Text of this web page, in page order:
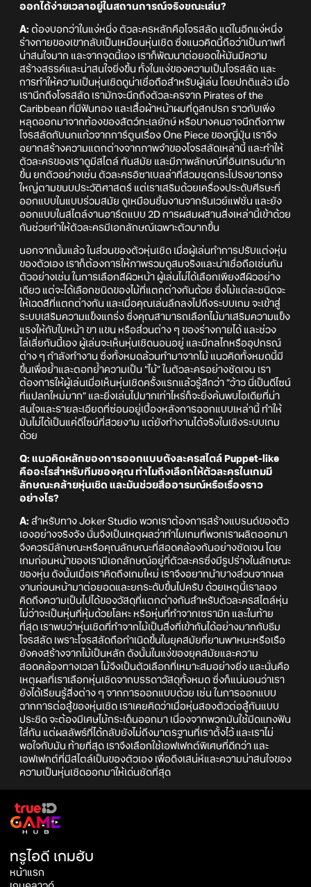
ออกได้ง่ายเวลาอยู่ในสถานการณ์จริงขณะเล่น?
A: ต้องบอกว่าในแง่หนึ่ง ตัวละครหลักคือโจรสลัด แต่ในอีกแง่หนึ่ง
ร่างกายของเขากลับเป็นเหมือนหุ่นเชิด ซึ่งแนวคิดนี้ถือว่าเป็นภาพที่
น่าสนใจมาก และจากจุดนี้เอง เราก็พัฒนาต่อยอดให้มันมีความ
สร้างสรรค์และน่าสนใจยิ่งขึ้น ทั้งในแง่ของความเป็นโจรสลัด และ
การทำให้ความเป็นหุ่นเชิดดูน่าเชื่อถือสำหรับผู้เล่น โดยปกติแล้ว เมื่อ
เรานึกถึงโจรสลัด เรามักจะนึกถึงตัวละครจาก Pirates of the
Caribbean ที่มีฟันทอง และเสื้อผ้าหน้าผมที่ดูสกปรก ราวกับเพิ่ง
หลุดออกมาจากท้องของสัตว์ทะเลยักษ์ หรือบางคนอาจนึกถึงภาพ
โจรสลัดกับนกแก้วจากการ์ตูนเรื่อง One Piece ของญี่ปุ่น เราจึง
อยากสร้างความแตกต่างจากภาพจำของโจรสลัดเหล่านี้ และทำให้
ตัวละครของเราดูมีสไตล์ ทันสมัย และมีภาพลักษณ์ที่อินเทรนด์มาก
ขึ้น ยกตัวอย่างเช่น ตัวละครอิซาเบลล่าที่สวมชุดกระโปรงยาวทรง
ใหญ่ตามขนบประวัติศาสตร์ แต่เราเสริมด้วยเครื่องประดับศีรษะที่
ออกแบบในแบบร่วมสมัย ดูเหมือนชิ้นงานจากรันเวย์แฟชั่น และยัง
ออกแบบในสไตล์งานอาร์ตแบบ 2D การผสมผสานสิ่งเหล่านี้เข้าด้วย
กันช่วยทำให้ตัวละครมีเอกลักษณ์เฉพาะตัวมากขึ้น
นอกจากนั้นแล้ว ในส่วนของตัวหุ่นเชิด เมื่อผู้เล่นทำการปรับแต่งหุ่น
ของตัวเอง เราก็ต้องการให้ภาพรวมดูสมจริงและน่าเชื่อถือเช่นกัน
ตัวอย่างเช่น ในการเลือกสีผิวหน้า ผู้เล่นไม่ได้เลือกเพียงสีผิวอย่าง
เดียว แต่จะได้เลือกชนิดของไม้ที่แตกต่างกันด้วย ซึ่งไม้แต่ละชนิดจะ
ให้เฉดสีที่แตกต่างกัน และเมื่อคุณเล่นลึกลงไปถึงระบบเกม จะเข้าสู่
ระบบเสริมความแข็งแกร่ง ซึ่งคุณสามารถเลือกไม้มาเสริมความแข็ง
แรงให้กับใบหน้า ขา แขน หรือส่วนต่าง ๆ ของร่างกายได้ และช่วง
ไล่เลี่ยกันนี้เอง ผู้เล่นจะเห็นหุ่นเชิดนอนอยู่ และมีกลไกหรืออุปกรณ์
ต่าง ๆ กำลังทำงาน ซึ่งทั้งหมดล้วนทำมาจากไม้ แนวคิดทั้งหมดนี้มี
ขึ้นเพื่อย้ำและตอกย้ำความเป็น “ไม้” ในตัวละครอย่างชัดเจน เรา
ต้องการให้ผู้เล่นเมื่อเห็นหุ่นเชิดครั้งแรกแล้วรู้สึกว่า “ว้าว นี่เป็นดีไซน์
ที่แปลกใหม่มาก” และยิ่งเล่นไปมากเท่าไหร่ก็จะยิ่งค้นพบไอเดียที่น่า
สนใจและรายละเอียดที่ซ่อนอยู่เบื้องหลังการออกแบบเหล่านี้ ทำให้
มันไม่ได้เป็นแค่ดีไซน์ที่สวยงาม แต่ยังทำงานได้จริงในเชิงระบบเกม
ด้วย
Q: แนวคิดหลักของการออกแบบตังละครสไตล์ Puppet-like
คืออะไรสำหรับทีมของคุณ ทำไมถึงเลือกให้ตัวละครในเกมมี
ลักษณะคล้ายหุ่นเชิด และมันช่วยสื่ออารมณ์หรือเรื่องราว
อย่างไร?
A: สำหรับทาง Joker Studio พวกเราต้องการสร้างแบรนด์ของตัว
เองอย่างจริงจัง นั่นจึงเป็นเหตุผลว่าทำไมเกมที่พวกเราผลิตออกมา
จึงควรมีลักษณะหรือคุณลักษณะที่สอดคล้องกันอย่างชัดเจน โดย
เกมก่อนหน้าของเรามีเอกลักษณ์อยู่ที่ตัวละครซึ่งมีรูปร่างในลักษณะ
ของหุ่น ดังนั้นเมื่อเราคิดถึงเกมใหม่ เราจึงอยากนำบางส่วนจากผล
งานก่อนหน้ามาต่อยอดและยกระดับขึ้นไปครับ ด้วยเหตุนี้เราลอง
คิดถึงความเป็นไปได้ของวัสดุที่แตกต่างกันสำหรับตัวละครสไตล์หุ่น
ไม่ว่าจะเป็นหุ่นที่หุ้มด้วยโลหะ หรือหุ่นที่ทำจากเซรามิก และในท้าย
ที่สุด เราพบว่าหุ่นเชิดที่ทำจากไม้เป็นสิ่งที่เข้ากันได้อย่างมากกับธีม
โจรสลัด เพราะโจรสลัดถือกำเนิดขึ้นในยุคสมัยที่ยานพาหนะหรือเรือ
ยังคงสร้างจากไม้เป็นหลัก ดังนั้นในแง่ของยุคสมัยและความ
สอดคล้องทางเวลา ไม้จึงเป็นตัวเลือกที่เหมาะสมอย่างยิ่ง และนั่นคือ
เหตุผลที่เราเลือกหุ่นเชิดจากบรรดาวัสดุทั้งหมด ซึ่งก็แน่นอนว่าเรา
ยังได้เรียนรู้สิ่งต่าง ๆ จากการออกแบบด้วย เช่น ในการออกแบบ
ฉากการต่อสู้ของหุ่นเชิด เราเคยคิดว่าเมื่อหุ่นสองตัวต่อสู้กันแบบ
ประชิด จะต้องมีเศษไม้กระเด็นออกมา เนื่องจากพวกมันใช้มีดแทงฟัน
ใส่กัน แต่ผลลัพธ์ที่ได้กลับยังไม่ถึงมาตรฐานที่เราตั้งไว้ และเราไม่
พอใจกับมัน ท้ายที่สุด เราจึงเลือกใช้เอฟเฟกต์พิเศษที่ดีกว่า และ
เอฟเฟกต์ที่มีสไตล์เป็นของตัวเอง เพื่อดึงเสน่ห์และความน่าสนใจของ
ความเป็นหุ่นเชิดออกมาให้เด่นชัดที่สุด
ทรูไอดี เกมฮับ
หน้าแรก